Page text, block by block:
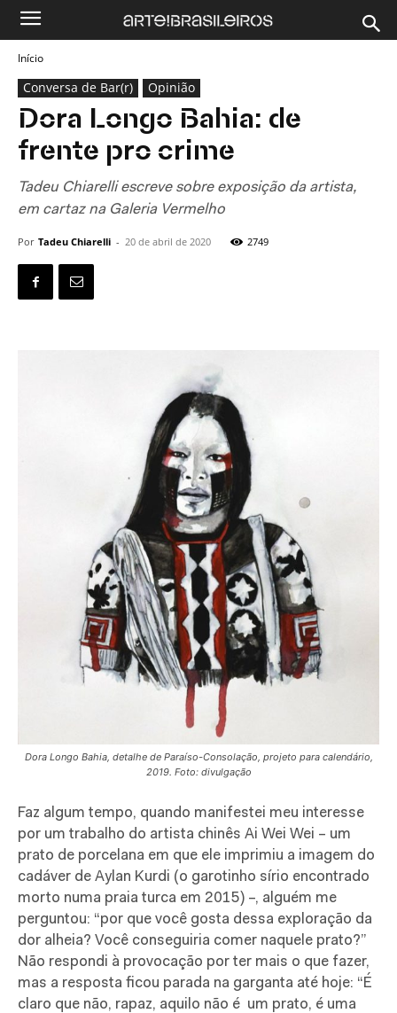
Início
Conversa de Bar(r) Opinião
Dora Longo Bahia: de
frente pro crime
Tadeu Chiarelli escreve sobre exposição da artista,
em cartaz na Galeria Vermelho
Por Tadeu Chiarelli - 20 de abril de 2020 2749
Dora Longo Bahia, detalhe de Paraíso-Consolação, projeto para calendário,
2019. Foto: divulgação
Faz algum tempo, quando manifestei meu interesse
por um trabalho do artista chinês Ai Wei Wei – um
prato de porcelana em que ele imprimiu a imagem do
cadáver de Aylan Kurdi (o garotinho sírio encontrado
morto numa praia turca em 2015) –, alguém me
perguntou: “por que você gosta dessa exploração da
dor alheia? Você conseguiria comer naquele prato?”
Não respondi à provocação por ter mais o que fazer,
mas a resposta ficou parada na garganta até hoje: “É
claro que não, rapaz, aquilo não é um prato, é uma